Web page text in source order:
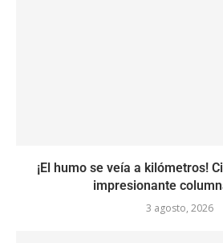
¡El humo se veía a kilómetros!
impresionante
3 agosto, 2026